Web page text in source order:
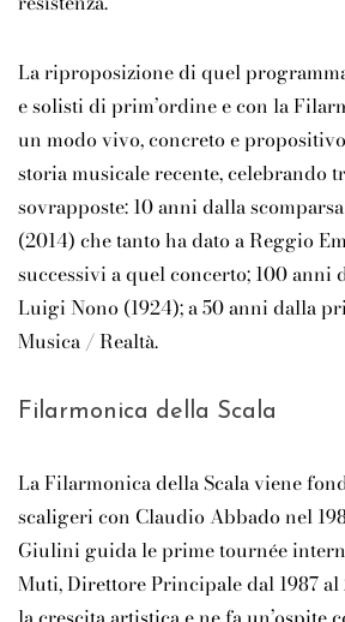
La riproposizione di quel
e solisti di prim’ordine e con la
un modo vivo, concreto e
storia musicale recente, celebrando
sovrapposte: 10 anni dalla
(2014) che tanto ha dato a Reggio
successivi a quel concerto; 100 anni
Luigi Nono (1924); a 50 anni dalla
Musica / Realtà.
Filarmonica della Scala
La Filarmonica della Scala viene
scaligeri con Claudio Abbadonel
Giulini guida le prime tournée
Muti, Direttore Principale dal 1987